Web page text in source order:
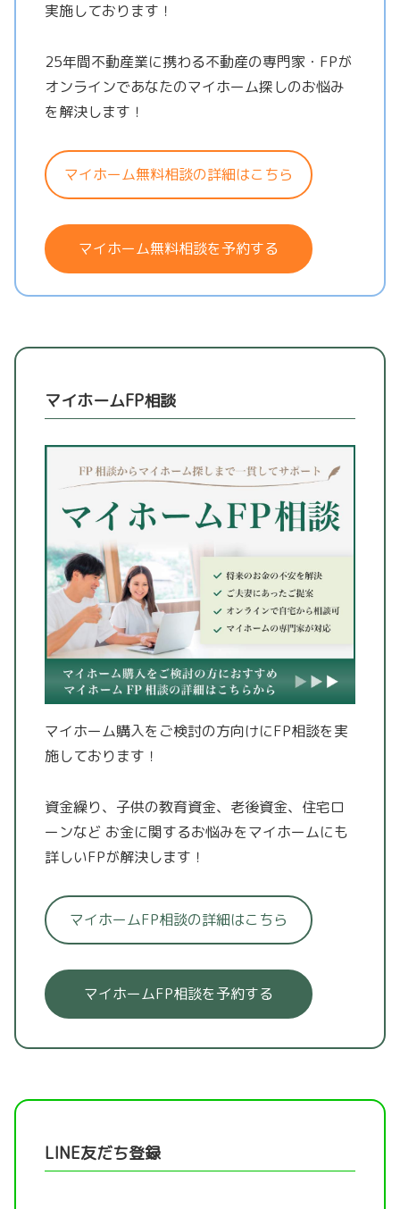
実施しております！
25年間不動産業に携わる不動産の専門家・FPが
オンラインであなたのマイホーム探しのお悩み
を解決します！
マイホーム無料相談の詳細はこちら
マイホーム無料相談を予約する
マイホームFP相談
マイホーム購入をご検討の方向けにFP相談を実
施しております！
資金繰り、子供の教育資金、老後資金、住宅ロ
ーンなど お金に関するお悩みをマイホームにも
詳しいFPが解決します！
マイホームFP相談の詳細はこちら
マイホームFP相談を予約する
LINE友だち登録